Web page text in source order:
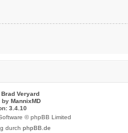
Brad Veryard
by MannixMD
3.4.10
© phpBB Limited
durch phpBB.de